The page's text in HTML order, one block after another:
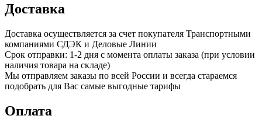
Доставка
Доставка осуществляется за счет покупателя Транспортными
компаниями СДЭК и Деловые Линии
Срок отправки: 1-2 дня с момента оплаты заказа (при условии
наличия товара на складе)
Мы отправляем заказы по всей России и всегда стараемся
подобрать для Вас самые выгодные тарифы
Оплата